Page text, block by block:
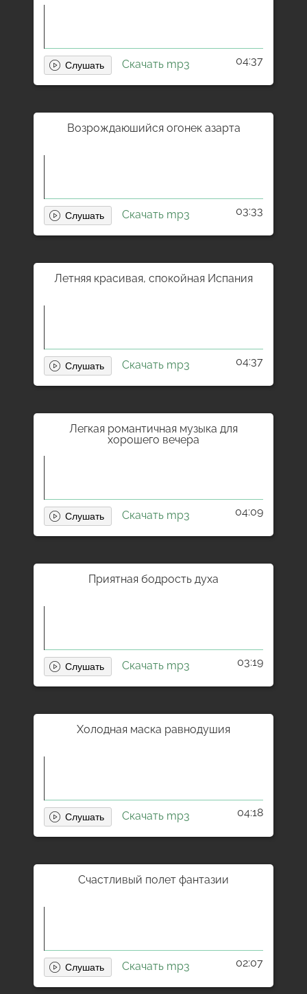
Скачать mp3 04:37
Возрождаюшийся огонек азарта
Скачать mp3 03:33
Летняя красивая, спокойная Испания
Скачать mp3 04:37
Легкая романтичная музыка для
хорошего вечера
Скачать mp3 04:09
Приятная бодрость духа
Скачать mp3 03:19
Холодная маска равнодушия
Скачать mp3 04:18
Счастливый полет фантазии
Скачать mp3 02:07